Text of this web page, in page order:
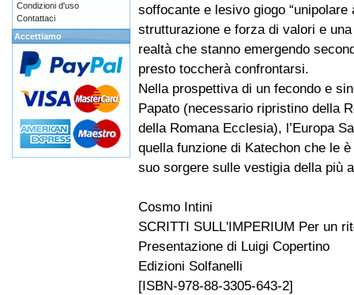
soffocante e lesivo giogo “unipolare
strutturazione e forza di valori e
realtà che stanno emergendo
presto toccherà confrontarsi.
Nella prospettiva di un fecondo e
Papato (necessario ripristino della
della Romana Ecclesia), l’Europa
quella funzione di Katechon che le
suo sorgere sulle vestigia della più
Cosmo Intini
SCRITTI SULL'IMPERIUM Per un
Presentazione di Luigi Copertino
Edizioni Solfanelli
[ISBN-978-88-3305-643-2]
Condizioni d'uso
Contattaci
Accettiamo